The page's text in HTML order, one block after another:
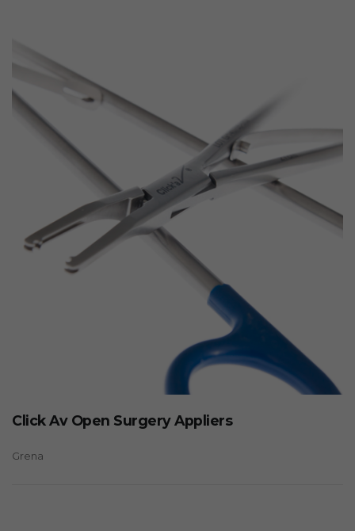
Click Av Open Surgery Appliers
Grena